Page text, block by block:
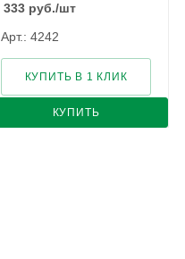
333 руб./шт
Арт.: 4242
КУПИТЬ
КУПИТЬ В 1 КЛИК